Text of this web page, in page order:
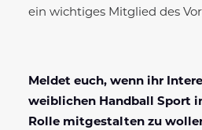
ein wichtiges Mitglied des
Meldet euch, wenn ihr
weiblichen Handball Sport
Rolle mitgestalten zu